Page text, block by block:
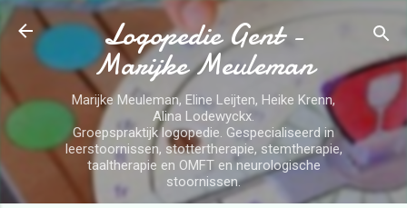
Doorgaan naar hoofdcontent
Logopedie Gent -
Marijke Meuleman
Marijke Meuleman, Eline Leijten, Heike Krenn,
Alina Lodewyckx.
Groepspraktijk logopedie. Gespecialiseerd in
leerstoornissen, stottertherapie, stemtherapie,
taaltherapie en OMFT en neurologische
stoornissen.